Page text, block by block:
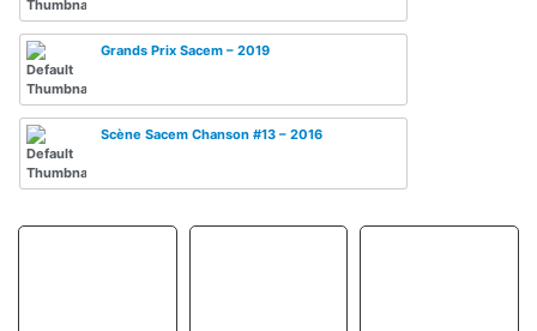
Grands Prix Sacem – 2019
Scène Sacem Chanson #13 – 2016